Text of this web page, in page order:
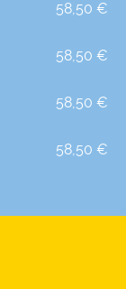
58,50 €
58,50 €
58,50 €
58,50 €